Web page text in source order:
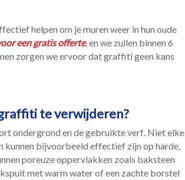
helpen om je muren weer in hun oude
een gratis offerte, en we zullen binnen 6
zorgen we ervoor dat graffiti geen kans
te verwijderen?
ondergrond en de gebruikte verf.​ Niet elke
kunnen bijvoorbeeld effectief zijn op harde,
poreuze oppervlakken zoals baksteen
met warm water of een zachte borstel